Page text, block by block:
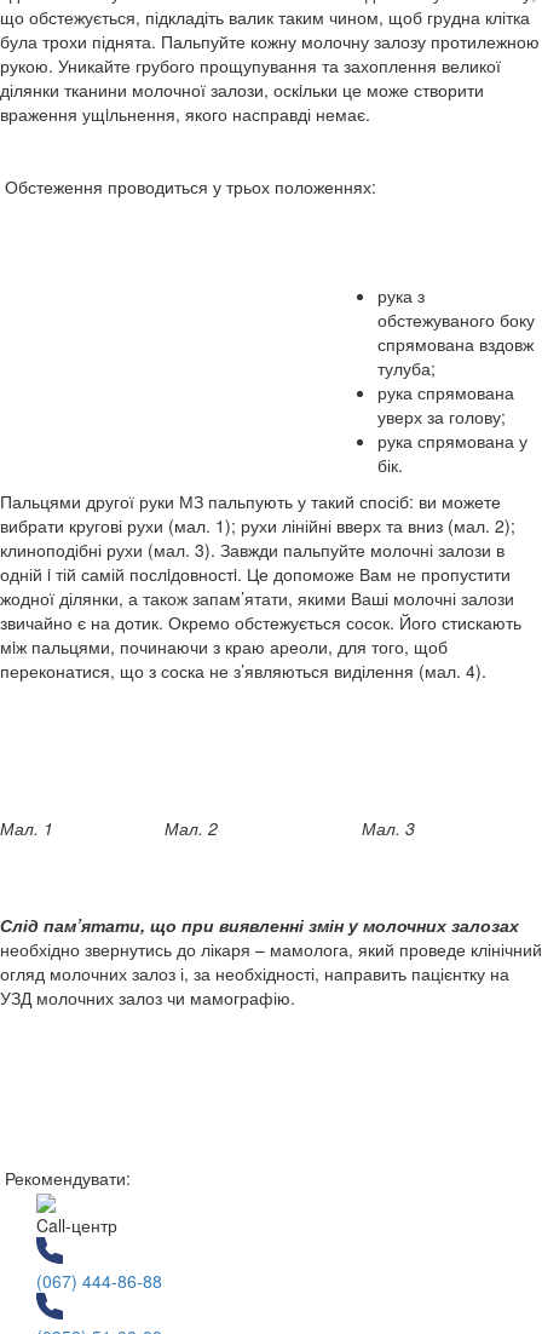
що обстежується, підкладіть валик таким чином, щоб грудна клітка
була трохи піднята. Пальпуйте кожну молочну залозу протилежною
рукою. Уникайте грубого прощупування та захоплення великої
ділянки тканини молочної залози, оскiльки це може створити
враження ущiльнення, якого насправді немає.
Обстеження проводиться у трьох положеннях:
рука з
обстежуваного боку
спрямована вздовж
тулуба;
рука спрямована
уверх за голову;
рука спрямована у
бік.
Пальцями другої руки МЗ пальпують у такий спосіб: ви можете
вибрати кругові рухи (мал. 1); рухи лінійні вверх та вниз (мал. 2);
клиноподібні рухи (мал. 3). Завжди пальпуйте молочні залози в
одній i тій самій послiдовностi. Це допоможе Вам не пропустити
жодної ділянки, а також запам’ятати, якими Ваші молочні залози
звичайно є на дотик. Окремо обстежується сосок. Його стискають
мiж пальцями, починаючи з краю ареоли, для того, щоб
переконатися, що з соска не з’являються виділення (мал. 4).
Мал. 1 Мал. 2 Мал. 3
Слід пам’ятати, що при виявленні змін у молочних залозах
необхідно звернутись до лікаря – мамолога, який проведе клінічний
огляд молочних залоз і, за необхідності, направить пацієнтку на
УЗД молочних залоз чи мамографію.
Рекомендувати:
Call-центр
(067) 444-86-88